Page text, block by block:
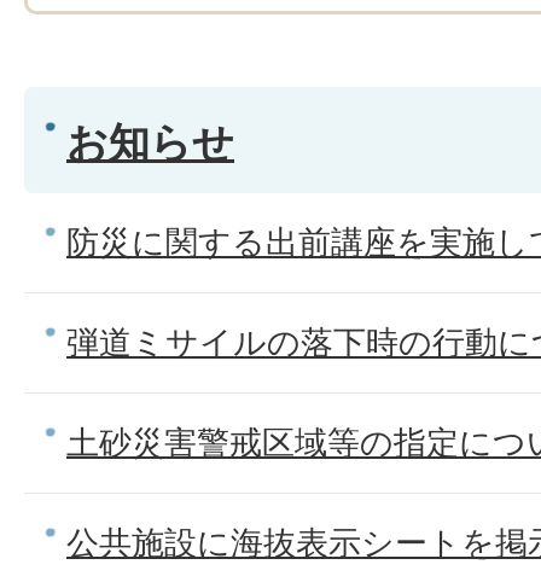
お知らせ
防災に関する出前講座を実施
弾道ミサイルの落下時の行動
土砂災害警戒区域等の指定につ
公共施設に海抜表示シートを